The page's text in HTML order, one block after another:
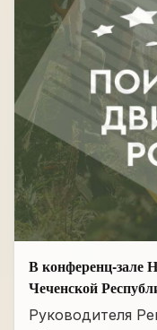
В конференц-зале
Чеченской
прошло заседание
Руководителя